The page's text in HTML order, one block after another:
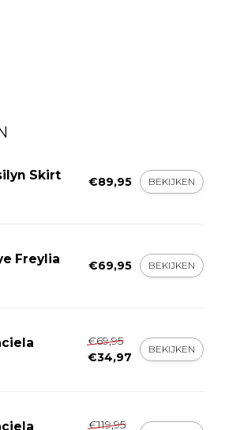
Skirt €89,95 BEKIJKEN
Freylia €69,95 BEKIJKEN
€69,95
€34,97
BEKIJKEN
€119,95